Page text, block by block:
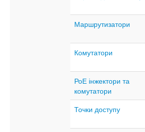
Маршрутизатори
Комутатори
РоЕ інжектори та
комутатори
Точки доступу